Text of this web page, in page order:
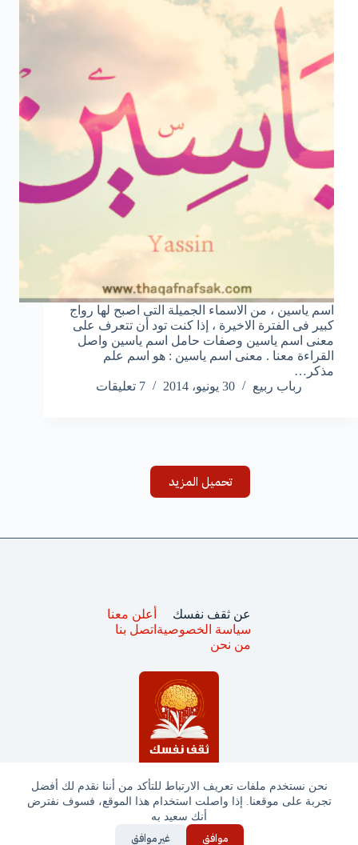
نحن نستخدم ملفات تعريف الارتباط للتأكد من أننا نقدم لك أفضل
تجربة على موقعنا. إذا واصلت استخدام هذا الموقع، فسوف نفترض
أنك سعيد به
موافق غير موافق
اسم ياسين ، من الاسماء الجميلة التى اصبح لها رواج
كبير فى الفترة الاخيرة ، إذا كنت تود أن تتعرف على
معنى اسم ياسين وصفات حامل اسم ياسين واصل
القراءة معنا . معنى اسم ياسين : هو اسم علم
مذكر…
رباب ربيع
30 يونيو، 2014 7 تعليقات
تحميل المزيد
جميع الحقوق محفوظة © ثقف نفسك 2025
عن ثقف نفسك
سياسة الخصوصية
من نحن
أعلن معنا
اتصل بنا